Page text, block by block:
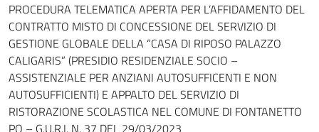
PROCEDURA TELEMATICA APERTA PER L’AFFIDAMENTO DEL
CONTRATTO MISTO DI CONCESSIONE DEL SERVIZIO DI
GESTIONE GLOBALE DELLA “CASA DI RIPOSO PALAZZO
CALIGARIS” (PRESIDIO RESIDENZIALE SOCIO –
ASSISTENZIALE PER ANZIANI AUTOSUFFICENTI E NON
AUTOSUFFICIENTI) E APPALTO DEL SERVIZIO DI
RISTORAZIONE SCOLASTICA NEL COMUNE DI FONTANETTO
PO – G.U.R.I. N. 37 DEL 29/03/2023